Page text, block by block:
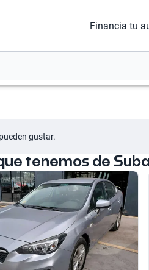
Financia tu
gustar.
tenemos de